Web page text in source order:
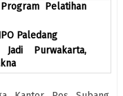
Pelatihan
Paledang
Purwakarta,